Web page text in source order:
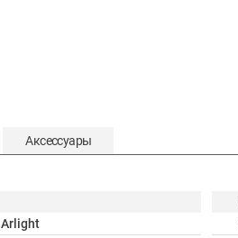
Аксессуары
Arlight